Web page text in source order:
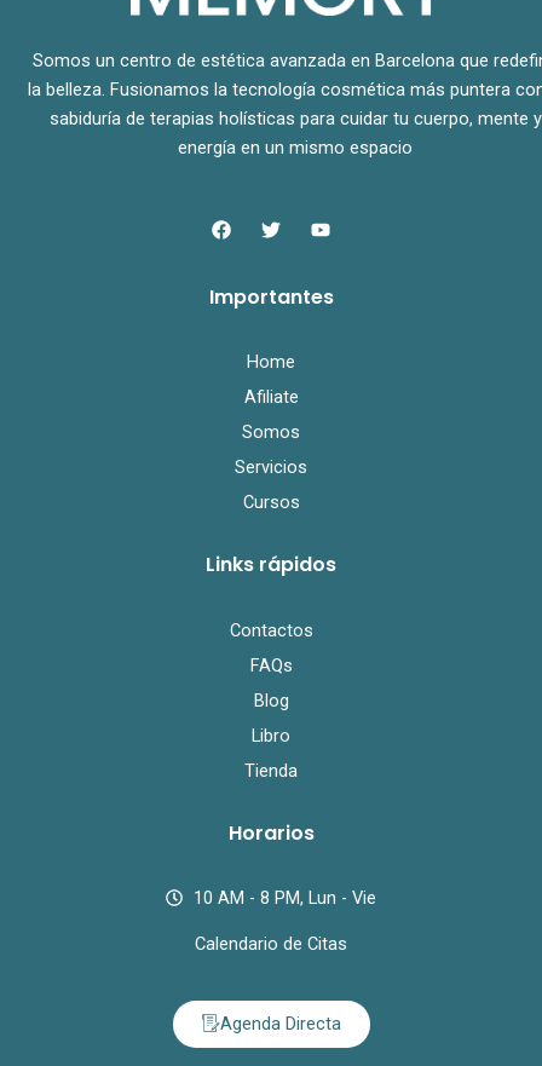
Somos un centro de estética avanzada en Barcelona que
la belleza. Fusionamos la tecnología cosmética más puntera
sabiduría de terapias holísticas para cuidar tu cuerpo, mente y
energía en un mismo espacio
F
a
b
T
w
t
Y
o
u
Importantes
Home
Afiliate
Somos
Servicios
Cursos
Links rápidos
Contactos
FAQs
Blog
Libro
Tienda
Horarios
10 AM - 8 PM, Lun - Vie
Calendario de Citas
Agenda Directa